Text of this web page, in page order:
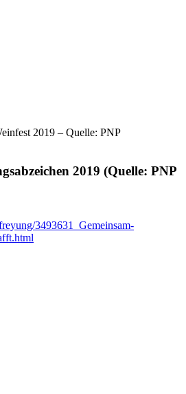
2019 – Quelle: PNP
2019 (Quelle: PNP
3493631_Gemeinsam-